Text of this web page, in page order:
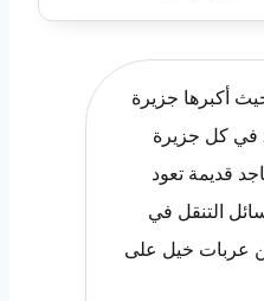
أكبرها جزيرة
في كل جزيرة
قديمة تعود
التنقل في
عربات خيل على